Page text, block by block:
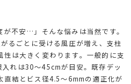
が不安…」そんな悩みは当然です。
るごとに受ける風圧が増え、支柱
性は大きく変わります。一般的に支
れは30〜45cmが目安。既存デッ
直結とビス径4.5〜6mmの適正化が